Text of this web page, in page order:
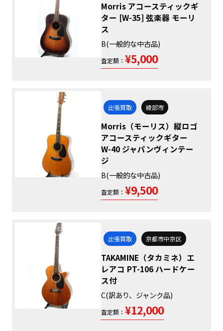
Morris アコースティックギ
ター [W-35] 弦楽器 モーリ
ス
B(一般的な中古品)
査定額： ¥5,000
出張買取 綾部市
Morris（モーリス）縦ロゴ
アコースティックギター
W-40 ジャパンヴィンテー
ジ
B(一般的な中古品)
査定額： ¥9,500
出張買取 京都市中京区
TAKAMINE（タカミネ）エ
レアコ PT-106 ハードケー
ス付
C(訳あり、ジャンク品)
査定額： ¥12,000